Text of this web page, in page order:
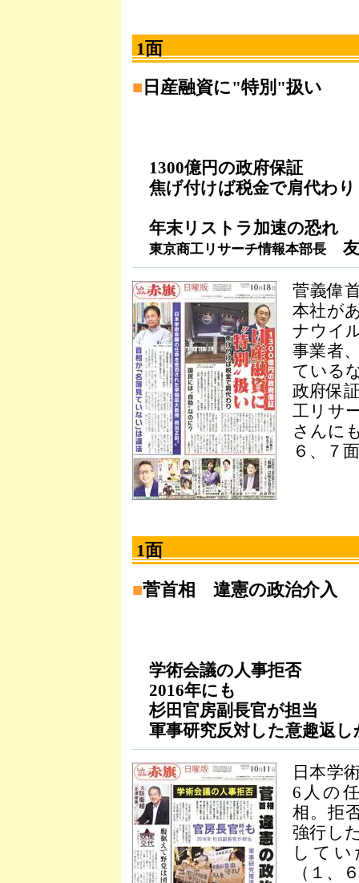
1面
■ 日産融資に"特別"扱い
1300億円の政府保証
焦げ付けば税金で肩代わり
年末リストラ加速の恐れ
東京商工リサーチ情報本部長 友
菅義偉
本社が
ナウイ
事業者
ている
政府保
工リサ
さんに
６、７
1面
■菅首相 違憲の政治介入
学術会議の人事拒否
2016年にも
杉田官房副長官が担当
軍事研究反対した意趣返し
日本学
6人の
相。拒
強行し
して
（１、